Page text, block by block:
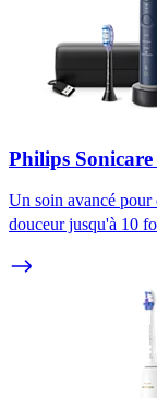
Philips Sonicare
Un soin avancé pour
douceur jusqu'à 10